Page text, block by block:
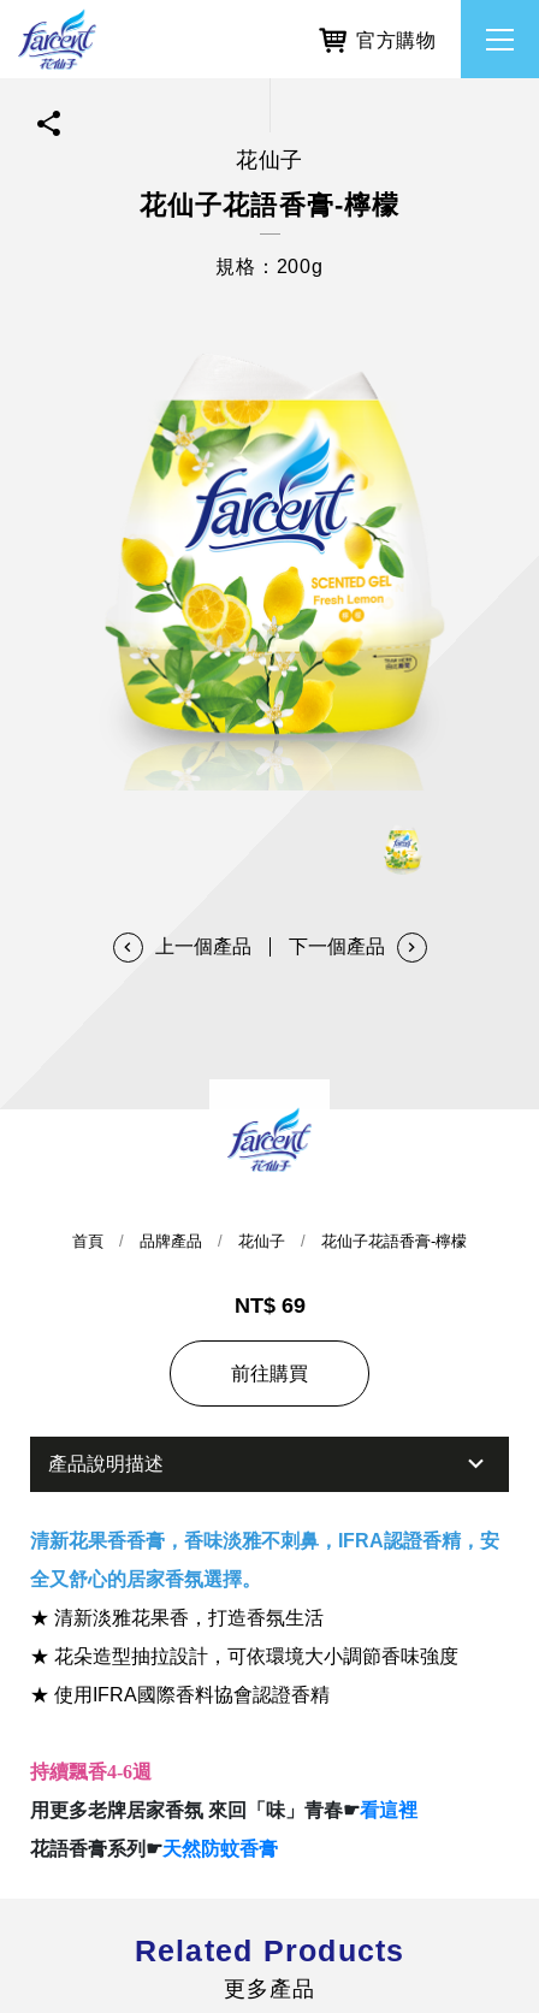
經營團隊
全球經營版圖
居家清潔洗劑
天然清潔洗劑
居家打掃工具
利害關係人互動與經營
透過各種型態及管道與利害關係人建立友善溝通平台
股東會相關重要事項與發佈
提供年報、每季財報、法說會資訊
協助解決您對產品的疑問
不斷創新突破，致力提供消費者更舒適、方便的居家生
活
人，是花仙子企業最珍視的重要資產
官方購物
花仙子
花仙子花語香膏-檸檬
規格：200g
首頁 品牌產品 花仙子 花仙子花語香膏-檸檬
NT$ 69
前往購買
產品說明描述
清新花果香香膏，香味淡雅不刺鼻，IFRA認證香精，安
全又舒心的居家香氛選擇。
★ 清新淡雅花果香，打造香氛生活
★ 花朵造型抽拉設計，可依環境大小調節香味強度
★ 使用IFRA國際香料協會認證香精
持續飄香4-6週
用更多老牌居家香氛 來回「味」青春☛看這裡
花語香膏系列☛天然防蚊香膏
Related Products
更多產品